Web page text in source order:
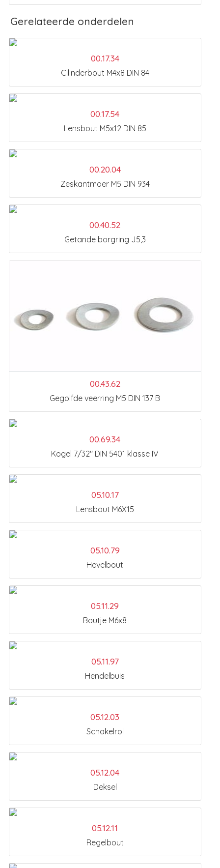
Gerelateerde onderdelen
00.17.34
Cilinderbout M4x8 DIN 84
00.17.54
Lensbout M5x12 DIN 85
00.20.04
Zeskantmoer M5 DIN 934
00.40.52
Getande borgring J5,3
00.43.62
Gegolfde veerring M5 DIN 137 B
00.69.34
Kogel 7/32" DIN 5401 klasse IV
05.10.17
Lensbout M6X15
05.10.79
Hevelbout
05.11.29
Boutje M6x8
05.11.97
Hendelbuis
05.12.03
Schakelrol
05.12.04
Deksel
05.12.11
Regelbout